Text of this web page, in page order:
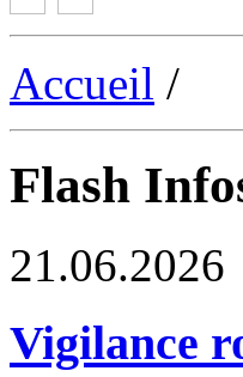
Accueil /
Flash
21.06.2026
Vigilance